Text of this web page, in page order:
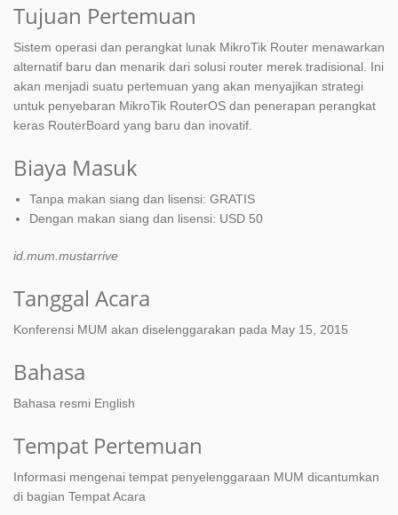
Tujuan Pertemuan
Sistem operasi dan perangkat lunak MikroTik Router menawarkan
alternatif baru dan menarik dari solusi router merek tradisional. Ini
akan menjadi suatu pertemuan yang akan menyajikan strategi
untuk penyebaran MikroTik RouterOS dan penerapan perangkat
keras RouterBoard yang baru dan inovatif.
Biaya Masuk
Tanpa makan siang dan lisensi: GRATIS
Dengan makan siang dan lisensi: USD 50
id.mum.mustarrive
Tanggal Acara
Konferensi MUM akan diselenggarakan pada May 15, 2015
Bahasa
Bahasa resmi English
Tempat Pertemuan
Informasi mengenai tempat penyelenggaraan MUM dicantumkan
di bagian Tempat Acara